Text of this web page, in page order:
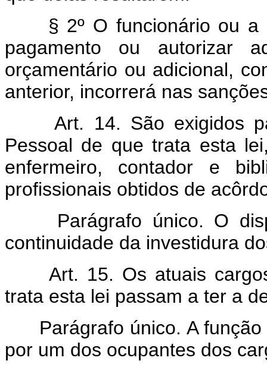
§ 2º O funcionário ou
pagamento ou autorizar
orçamentário ou adicional,
anterior, incorrerá nas
Art. 14. São exigidos
Pessoal de que trata esta
enfermeiro, contador e
profissionais obtidos de
Parágrafo único. O
continuidade da investidura
Art. 15. Os atuais
trata esta lei passam a ter a
Parágrafo único. A
por um dos ocupantes dos